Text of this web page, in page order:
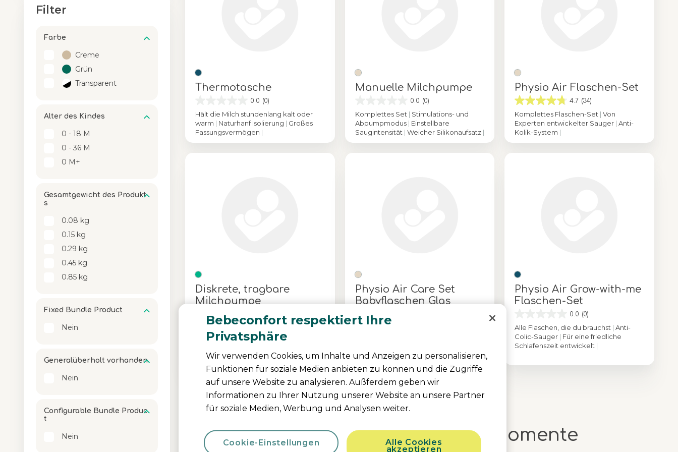
Thermotasche
0.0 (0)
Hält die Milch stundenlang kalt oder
warm | Naturhanf Isolierung | Großes
Fassungsvermögen |
Farbe
Manuelle Milchpumpe
0.0 (0)
Komplettes Set | Stimulations- und
Abpumpmodus | Einstellbare
Saugintensität | Weicher Silikonaufsatz |
Farbe
Physio Air Flaschen-Set
4.7 (34)
Komplettes Flaschen-Set | Von
Experten entwickelter Sauger | Anti-
Kolik-System |
Farbe
Diskrete, tragbare
Milchpumpe
(36)
verstellbar|Hält den ganzen Tag
Farbe
Physio Air Care Set
Babyflaschen Glas
Verhältnis|
Farbe
Physio Air Grow-with-me
Flaschen-Set
0.0 (0)
Alle Flaschen, die du brauchst | Anti-
Colic-Sauger | Für eine friedliche
Schlafenszeit entwickelt |
Farbe
Teile deine Bebeconfort-Momente
Filter
Farbe
Creme
Grün
Transparent
Alter des Kindes
0 - 18 M
0 - 36 M
0 M+
Gesamtgewicht des Produkt
s
0.08 kg
0.15 kg
0.29 kg
0.45 kg
0.85 kg
Fixed Bundle Product
Nein
Generalüberholt vorhanden
Nein
Configurable Bundle Produc
t
Nein
Bebeconfort respektiert Ihre
Privatsphäre
Wir verwenden Cookies, um Inhalte und Anzeigen zu personalisieren,
Funktionen für soziale Medien anbieten zu können und die Zugriffe
auf unsere Website zu analysieren. Außferdem geben wir
Informationen zu Ihrer Nutzung unserer Website an unsere Partner
für soziale Medien, Werbung und Analysen weiter.
Alle Cookies
akzeptieren
Cookie-Einstellungen